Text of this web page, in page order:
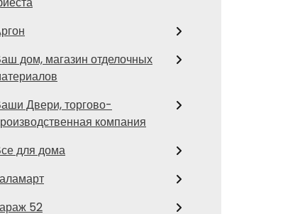
дом, магазин отделочных
Двери, торгово-
компания
для дома
52